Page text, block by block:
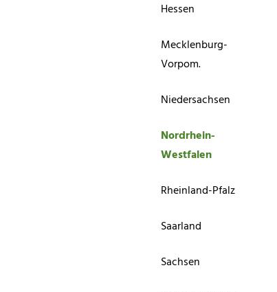
Hessen
Mecklenburg-
Vorpom.
Niedersachsen
Nordrhein-
Westfalen
Rheinland-Pfalz
Saarland
Sachsen